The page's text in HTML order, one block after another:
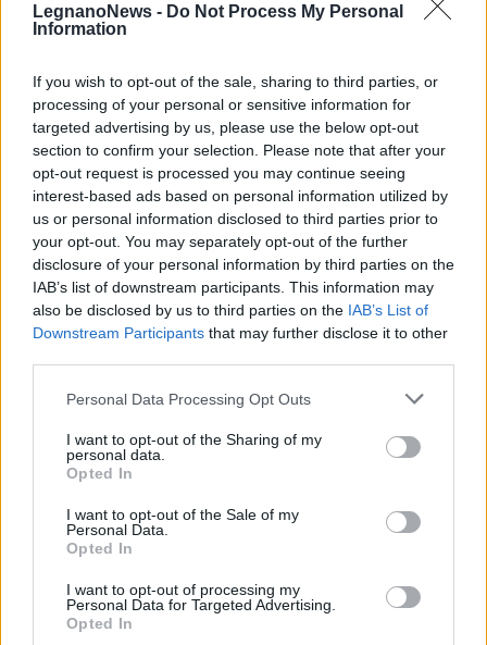
LegnanoNews - Do Not Process My Personal
Information
If you wish to opt-out of the sale, sharing to third parties, or
processing of your personal or sensitive information for
targeted advertising by us, please use the below opt-out
section to confirm your selection. Please note that after your
opt-out request is processed you may continue seeing
interest-based ads based on personal information utilized by
us or personal information disclosed to third parties prior to
your opt-out. You may separately opt-out of the further
disclosure of your personal information by third parties on the
IAB’s list of downstream participants. This information may
also be disclosed by us to third parties on the IAB’s List of
Downstream Participants that may further disclose it to other
Personal Data Processing Opt Outs
I want to opt-out of the Sharing of my
personal data.
Opted In
I want to opt-out of the Sale of my
Personal Data.
Opted In
I want to opt-out of processing my
Personal Data for Targeted Advertising.
Opted In
ALTRE NOTIZIE DI LEGNANO